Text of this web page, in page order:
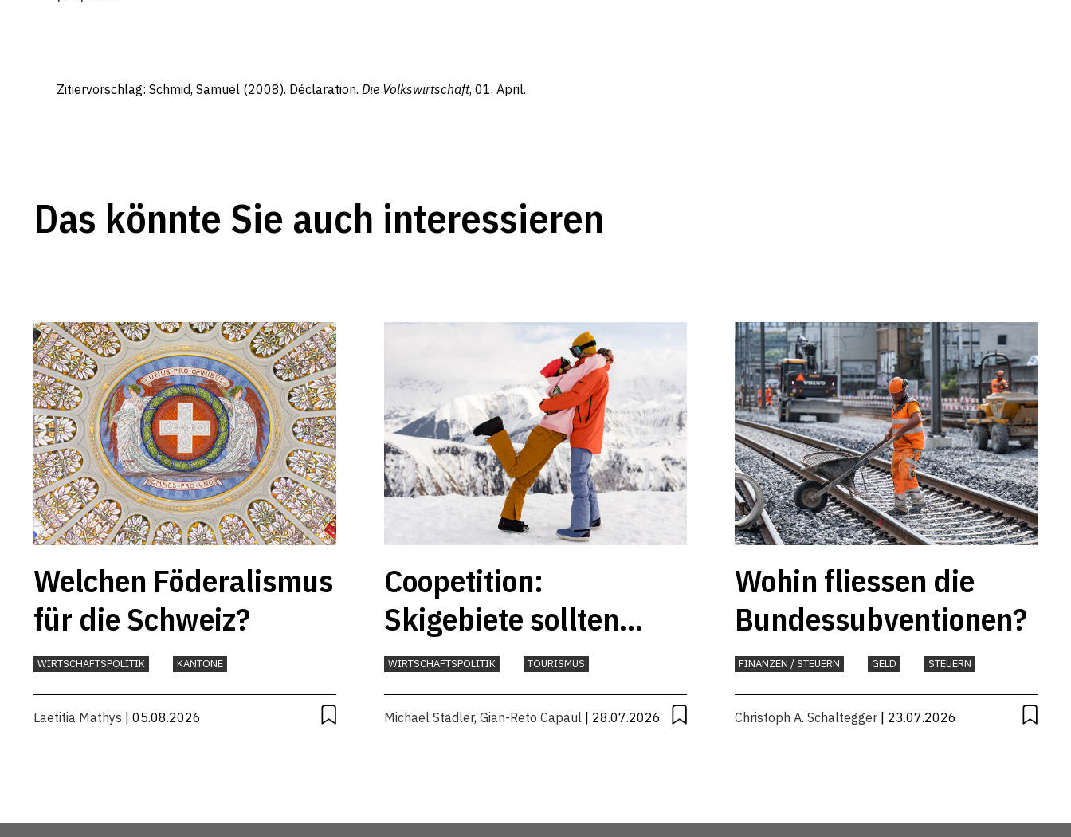
Zitiervorschlag: Schmid, Samuel (2008). Déclaration.Die Volkswirtschaft, 01. April.
Das könnte Sie auch interessieren
Welchen Föderalismus
für die Schweiz?
WIRTSCHAFTSPOLITIK KANTONE
Laetitia Mathys | 05.08.2026
Coopetition:
Skigebiete sollten
mehr
zusammenarbeiten
WIRTSCHAFTSPOLITIK TOURISMUS
Michael Stadler, Gian-Reto Capaul | 28.07.2026
Wohin fliessen die
Bundessubventionen?
FINANZEN / STEUERN GELD STEUERN
Christoph A. Schaltegger | 23.07.2026